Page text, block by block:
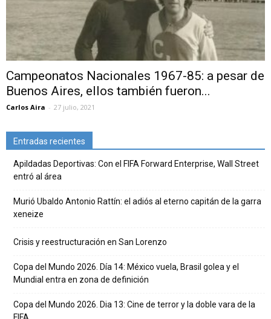
Campeonatos Nacionales 1967-85: a pesar de
Buenos Aires, ellos también fueron...
Carlos Aira - 27 julio, 2021
Entradas recientes
Apildadas Deportivas: Con el FIFA Forward Enterprise, Wall Street
entró al área
Murió Ubaldo Antonio Rattín: el adiós al eterno capitán de la garra
xeneize
Crisis y reestructuración en San Lorenzo
Copa del Mundo 2026. Día 14: México vuela, Brasil golea y el
Mundial entra en zona de definición
Copa del Mundo 2026. Dia 13: Cine de terror y la doble vara de la
FIFA